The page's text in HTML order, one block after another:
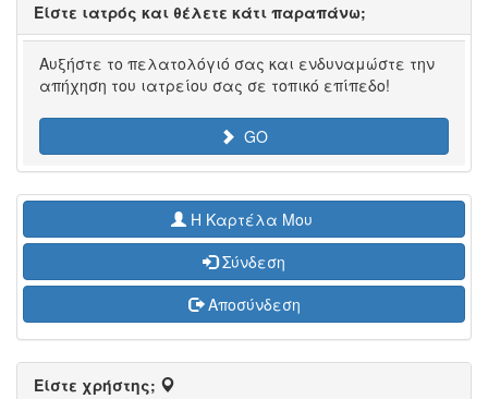
Είστε ιατρός και θέλετε κάτι παραπάνω;
Αυξήστε το πελατολόγιό σας και ενδυναμώστε την
απήχηση του ιατρείου σας σε τοπικό επίπεδο!
GO
H Καρτέλα Μου
Σύνδεση
Αποσύνδεση
Είστε χρήστης;